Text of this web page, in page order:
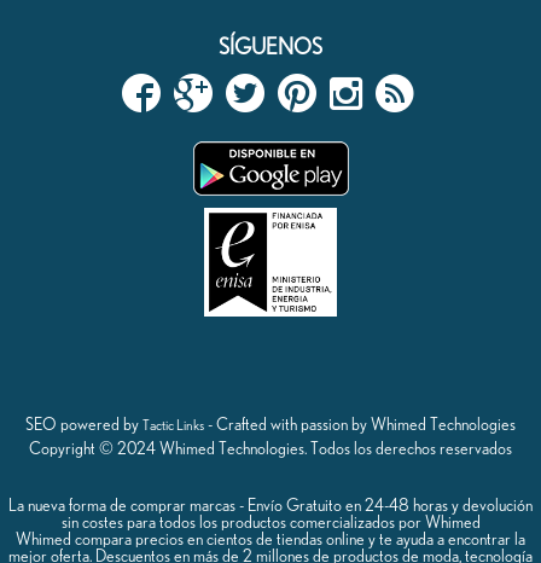
SÍGUENOS
SEO powered by Tactic Links - Crafted with passion by Whimed Technologies
Copyright © 2024 Whimed Technologies. Todos los derechos reservados
La nueva forma de comprar marcas - Envío Gratuito en 24-48 horas y devolución
sin costes para todos los productos comercializados por Whimed
Whimed compara precios en cientos de tiendas online y te ayuda a encontrar la
mejor oferta. Descuentos en más de 2 millones de productos de moda, tecnología